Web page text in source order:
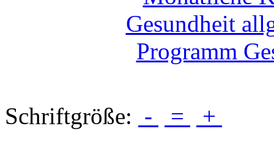
Schriftgröße: - = +